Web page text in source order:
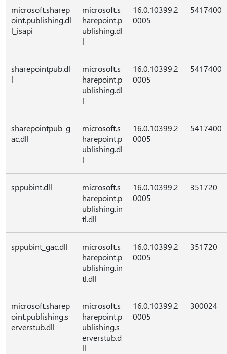
microsoft.sharep
oint.publishing.dl
l_isapi
microsoft.s
harepoint.p
ublishing.dl
l
16.0.10399.2
0005
5417400
sharepointpub.dl
l
microsoft.s
harepoint.p
ublishing.dl
l
16.0.10399.2
0005
5417400
sharepointpub_g
ac.dll
microsoft.s
harepoint.p
ublishing.dl
l
16.0.10399.2
0005
5417400
sppubint.dll
microsoft.s
harepoint.p
ublishing.in
tl.dll
16.0.10399.2
0005
351720
sppubint_gac.dll
microsoft.s
harepoint.p
ublishing.in
tl.dll
16.0.10399.2
0005
351720
microsoft.sharep
oint.publishing.s
erverstub.dll
microsoft.s
harepoint.p
ublishing.s
erverstub.d
ll
16.0.10399.2
0005
300024